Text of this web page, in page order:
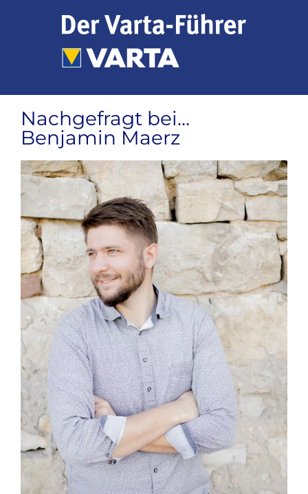
Nachgefragt bei…
Benjamin Maerz